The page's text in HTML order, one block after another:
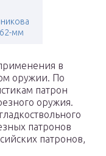
мм
в
оружии. По
патрон
оружия.
патронов
патронов,